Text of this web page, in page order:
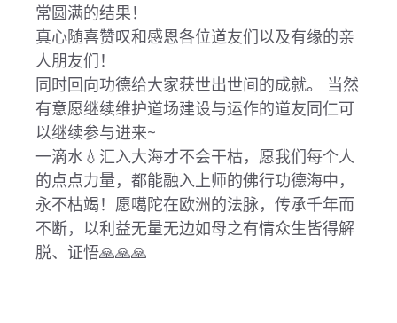
常圆满的结果！
真心随喜赞叹和感恩各位道友们以及有缘的亲
人朋友们！
同时回向功德给大家获世出世间的成就。 当然
有意愿继续维护道场建设与运作的道友同仁可
以继续参与进来~
一滴水💧汇入大海才不会干枯，愿我们每个人
的点点力量，都能融入上师的佛行功德海中，
永不枯竭！愿噶陀在欧洲的法脉，传承千年而
不断，以利益无量无边如母之有情众生皆得解
脱、证悟🙏🙏🙏